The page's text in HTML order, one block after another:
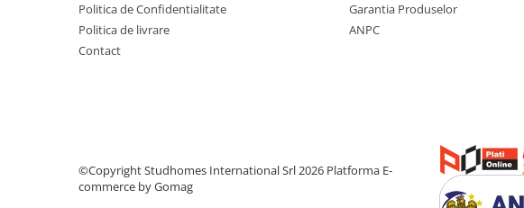
Politica de Confidentialitate
Politica de livrare
Contact
Garantia Produselor
ANPC
©Copyright Studhomes International Srl 2026 Platforma E-
commerce by Gomag